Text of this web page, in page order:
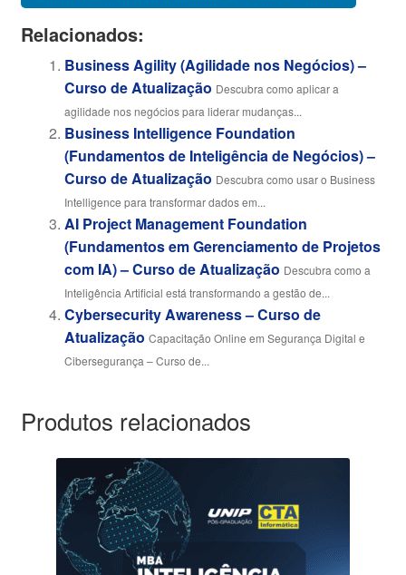
Relacionados:
Business Agility (Agilidade nos Negócios) –
Curso de Atualização Descubra como aplicar a
agilidade nos negócios para liderar mudanças...
Business Intelligence Foundation
(Fundamentos de Inteligência de Negócios) –
Curso de Atualização Descubra como usar o Business
Intelligence para transformar dados em...
AI Project Management Foundation
(Fundamentos em Gerenciamento de Projetos
com IA) – Curso de Atualização Descubra como a
Inteligência Artificial está transformando a gestão de...
Cybersecurity Awareness – Curso de
Atualização Capacitação Online em Segurança Digital e
Cibersegurança – Curso de...
Produtos relacionados